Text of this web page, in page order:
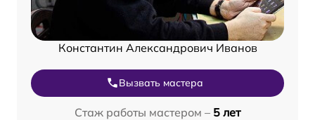
Константин Александрович Иванов
Вызвать мастера
Стаж работы мастером – 5 лет